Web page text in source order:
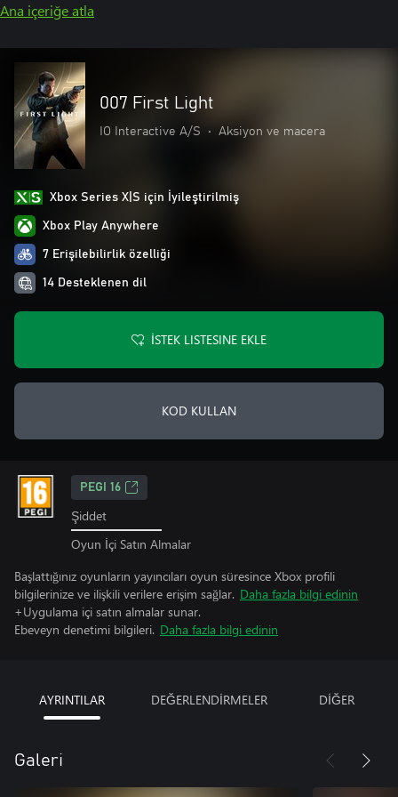
Ana içeriğe atla
007 First Light
IO Interactive A/S • Aksiyon ve macera
Xbox Series X|S için İyileştirilmiş
Xbox Play Anywhere
7 Erişilebilirlik özelliği
14 Desteklenen dil
İSTEK LISTESINE EKLE
KOD KULLAN
PEGI 16
Şiddet
Oyun İçi Satın Almalar
Başlattığınız oyunların yayıncıları oyun süresince Xbox profili
bilgilerinize ve ilişkili verilere erişim sağlar. Daha fazla bilgi edinin
+Uygulama içi satın almalar sunar.
Ebeveyn denetimi bilgileri. Daha fazla bilgi edinin
AYRINTILAR DEĞERLENDİRMELER DİĞER
Galeri